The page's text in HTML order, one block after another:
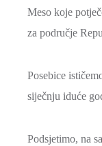
Meso koje
za područje
Posebice
siječnju iduće
Podsjetimo, na